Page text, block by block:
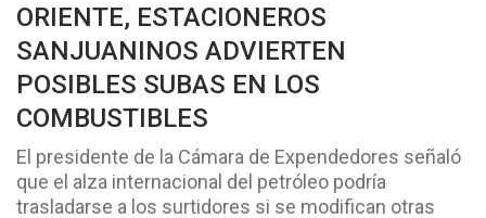
ORIENTE, ESTACIONEROS
SANJUANINOS ADVIERTEN
POSIBLES SUBAS EN LOS
COMBUSTIBLES
El presidente de la Cámara de Expendedores señaló
que el alza internacional del petróleo podría
trasladarse a los surtidores si se modifican otras